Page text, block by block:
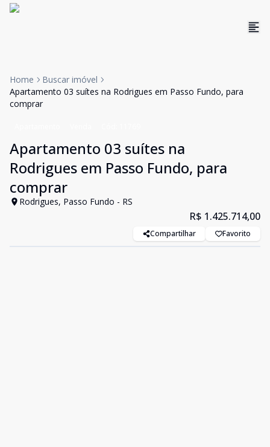
Home
Buscar imóvel
Apartamento 03 suítes na Rodrigues em Passo Fundo, para
comprar
Apartamento 03 suítes na
Rodrigues em Passo Fundo, para
comprar
Rodrigues, Passo Fundo - RS
R$ 1.425.714,00
Compartilhar Favorito